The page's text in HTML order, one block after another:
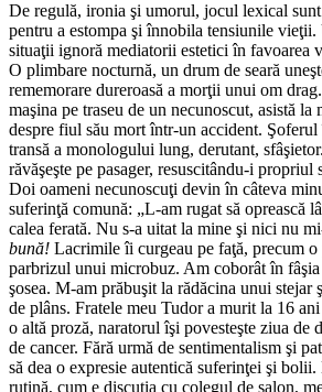
De regulă, ironia şi umorul, jocul lexical
pentru a estompa şi înnobila tensiunile
situaţii ignoră mediatorii estetici în favoarea
O plimbare nocturnă, un drum de seară
rememorare dureroasă a morţii unui om
maşina pe traseu de un necunoscut, asistă la
despre fiul său mort într-un accident.
transă a monologului lung, derutant,
răvăşeşte pe pasager, resuscitându-i propriul
Doi oameni necunoscuţi devin în câteva
suferinţă comună: „L-am rugat să oprească
calea ferată. Nu s-a uitat la mine şi nici nu
bună! Lacrimile îi curgeau pe faţă, precum
parbrizul unui microbuz. Am coborât în fâşia
şosea. M-am prăbuşit la rădăcina unui stejar
de plâns. Fratele meu Tudor a murit la 16
o altă proză, naratorul îşi povesteşte ziua de
de cancer. Fără urmă de sentimentalism şi
să dea o expresie autentică suferinţei şi
rutină, cum e discuţia cu colegul de salon,